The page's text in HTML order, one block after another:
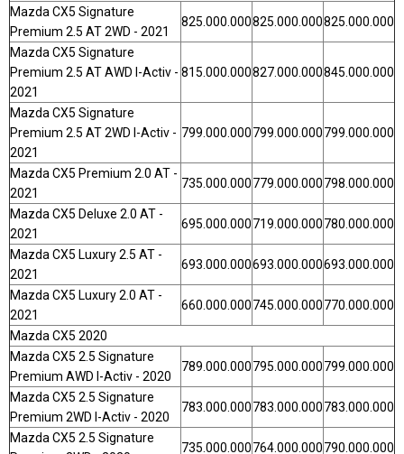
Mazda CX5 Signature
Premium 2.5 AT 2WD - 2021
825.000.000825.000.000825.000.000
Mazda CX5 Signature
Premium 2.5 AT AWD I-Activ -
2021
815.000.000827.000.000845.000.000
Mazda CX5 Signature
Premium 2.5 AT 2WD I-Activ -
2021
799.000.000799.000.000799.000.000
Mazda CX5 Premium 2.0 AT -
2021
735.000.000779.000.000798.000.000
Mazda CX5 Deluxe 2.0 AT -
2021
695.000.000719.000.000780.000.000
Mazda CX5 Luxury 2.5 AT -
2021
693.000.000693.000.000693.000.000
Mazda CX5 Luxury 2.0 AT -
2021
660.000.000745.000.000770.000.000
Mazda CX5 2020
Mazda CX5 2.5 Signature
Premium AWD I-Activ - 2020
789.000.000795.000.000799.000.000
Mazda CX5 2.5 Signature
Premium 2WD I-Activ - 2020
783.000.000783.000.000783.000.000
Mazda CX5 2.5 Signature
735.000.000764.000.000790.000.000